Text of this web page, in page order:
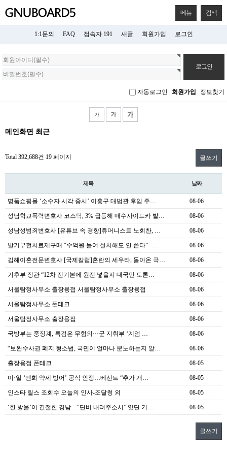
메뉴 검색
1:1문의 FAQ 접속자 191 새글 회원가입 로그인
회
원
로
자동로그인 회원가입 정보찾기
메인화면 최근
Total 392,688건 19 페이지 글쓰기
제목 날짜
명품쇼핑몰 ‘소수자 시각 중시’ 이흥구 대법관 후임 주… 08-06
성남학교폭력변호사 코스닥, 3% 급등해 매수사이드카 발… 08-06
성남성범죄변호사 [유튜브 속 경향]휴머니스트 노회찬, … 08-06
발기부전치료제구매 “수억원 들여 설치해도 안 쓴다”··… 08-06
김해이혼전문변호사 [국제칼럼]혼란의 세우타, 돌아온 극… 08-06
기후부 장관 “12차 전기본에 원전 넣을지 대국민 토론… 08-06
서울탐정사무소 출장용접 서울탐정사무소 출장용접 08-06
서울탐정사무소 폰테크 08-06
서울탐정사무소 출장용접 08-06
국방부는 중징계, 특검은 무혐의···군 지휘부 ‘계엄 … 08-06
“보완수사권 폐지 형소법, 국민이 얼마나 분노하는지 알… 08-06
출장용접 폰테크 08-05
미·일 ‘엔화 약세 방어’ 공식 인정…베선트 “추가 개… 08-05
인스타 릴스 조회수 오늘의 인사-조달청 외 08-05
‘한 방울’이 간절한 경남…“단비 내려주소서” 잇단 기… 08-05
글쓰기